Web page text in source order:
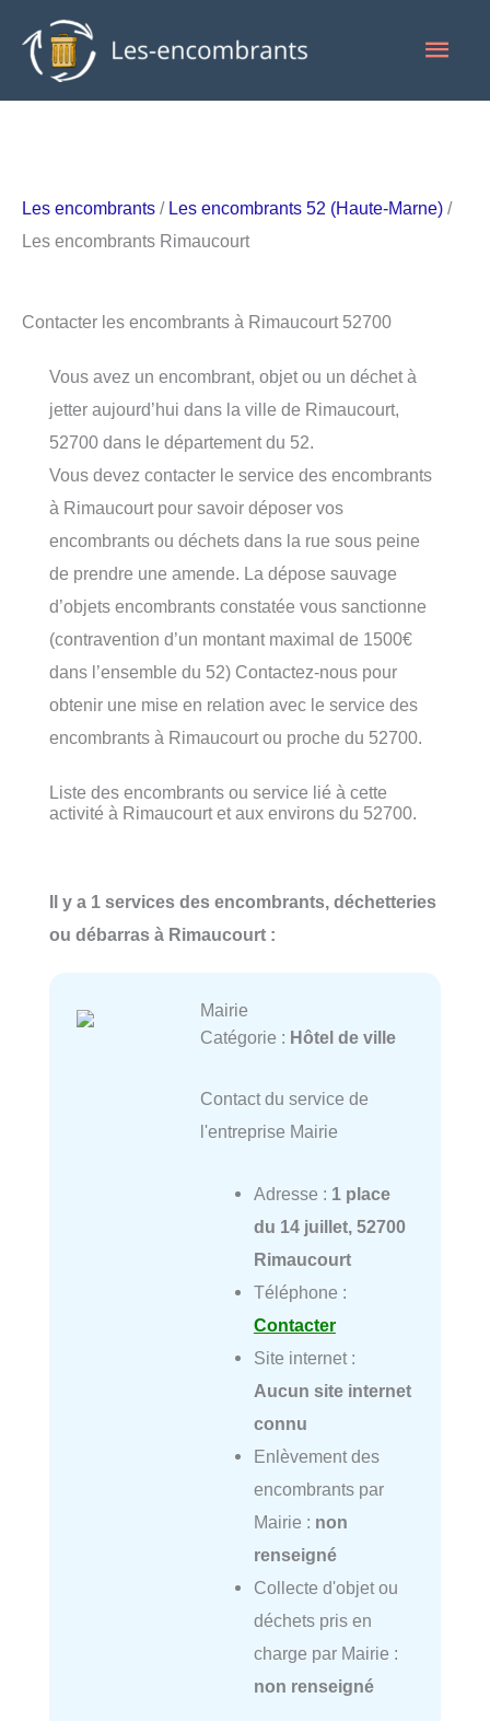
contenu
Les encombrants / Les encombrants 52 (Haute-Marne) /
Les encombrants Rimaucourt
Contacter les encombrants à Rimaucourt 52700
Vous avez un encombrant, objet ou un déchet à
jetter aujourd’hui dans la ville de Rimaucourt,
52700 dans le département du 52.
Vous devez contacter le service des encombrants
à Rimaucourt pour savoir déposer vos
encombrants ou déchets dans la rue sous peine
de prendre une amende. La dépose sauvage
d’objets encombrants constatée vous sanctionne
(contravention d’un montant maximal de 1500€
dans l’ensemble du 52) Contactez-nous pour
obtenir une mise en relation avec le service des
encombrants à Rimaucourt ou proche du 52700.
Liste des encombrants ou service lié à cette
activité à Rimaucourt et aux environs du 52700.
Il y a 1 services des encombrants, déchetteries
ou débarras à Rimaucourt :
Mairie
Catégorie : Hôtel de ville
Contact du service de
l'entreprise Mairie
Adresse : 1 place
du 14 juillet, 52700
Rimaucourt
Téléphone :
Contacter
Site internet :
Aucun site internet
connu
Enlèvement des
encombrants par
Mairie : non
renseigné
Collecte d'objet ou
déchets pris en
charge par Mairie :
non renseigné